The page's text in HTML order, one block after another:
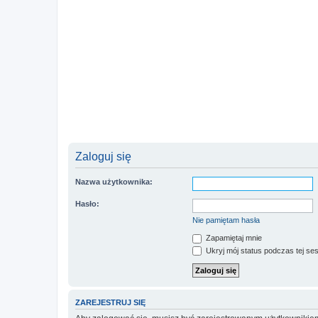
Zaloguj się
Nazwa użytkownika:
Hasło:
Nie pamiętam hasła
Zapamiętaj mnie
Ukryj mój status podczas tej
ZAREJESTRUJ SIĘ